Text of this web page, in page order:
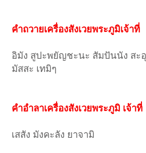
คำถวายเครื่องสังเวยพระภูมิเจ้าที่
อิมัง สูปะพยัญชะนะ สัมปันนัง สะ
มัสสะ เทมิๆ
คำอำลาเครื่องสังเวยพระภูมิ เจ้าที่
เสสัง มังคะลัง ยาจามิ